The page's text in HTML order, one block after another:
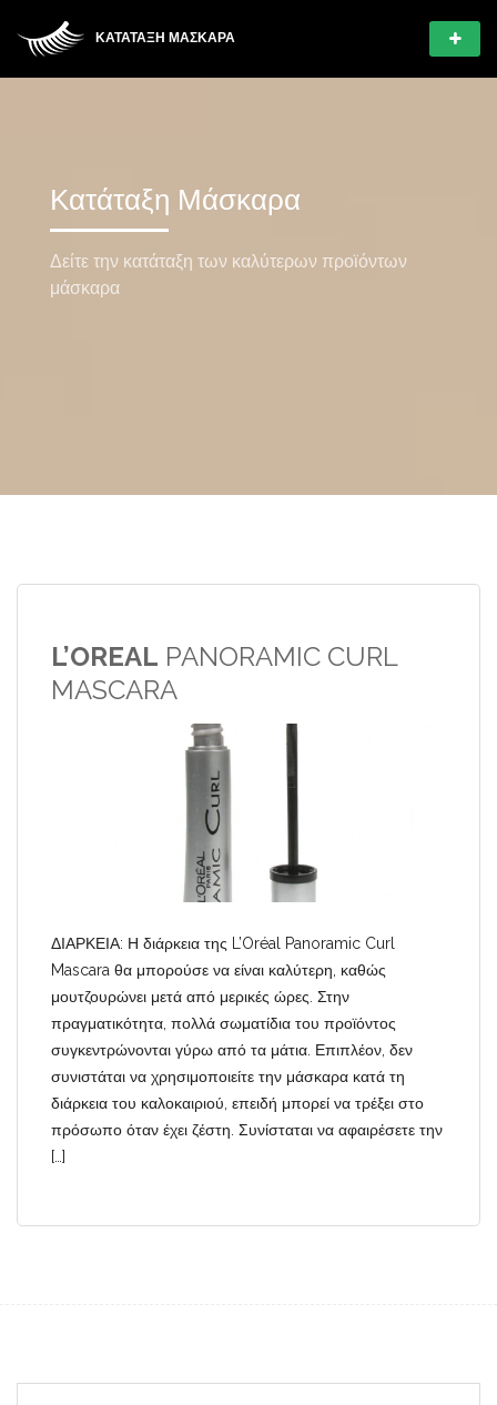
ΚΑΤΆΤΑΞΗ ΜΆΣΚΑΡΑ
Κατάταξη Μάσκαρα
Δείτε την κατάταξη των καλύτερων προϊόντων
μάσκαρα
L’OREAL PANORAMIC CURL
MASCARA
ΔΙΑΡΚΕΙΑ: Η διάρκεια της L’Oréal Panoramic Curl
Mascara θα μπορούσε να είναι καλύτερη, καθώς
μουτζουρώνει μετά από μερικές ώρες. Στην
πραγματικότητα, πολλά σωματίδια του προϊόντος
συγκεντρώνονται γύρω από τα μάτια. Επιπλέον, δεν
συνιστάται να χρησιμοποιείτε την μάσκαρα κατά τη
διάρκεια του καλοκαιριού, επειδή μπορεί να τρέξει στο
πρόσωπο όταν έχει ζέστη. Συνίσταται να αφαιρέσετε την
[…]